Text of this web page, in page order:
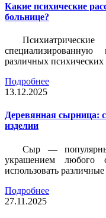
Какие психические
больнице?
различных психических
Подробнее
13.12.2025
Деревянная сырница:
изделии
Сыр —
украшением любого
использовать
Подробнее
27.11.2025